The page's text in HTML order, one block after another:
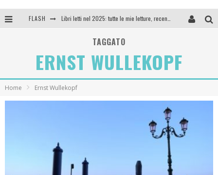
FLASH
SEE YOU AT 5 | Chanel
Anya Taylor-Joy, Jisoo e Willow Smith protagoniste della nuova campagna Dior Addict
TAGGATO
ERNST WULLEKOPF
Home Ernst Wullekopf